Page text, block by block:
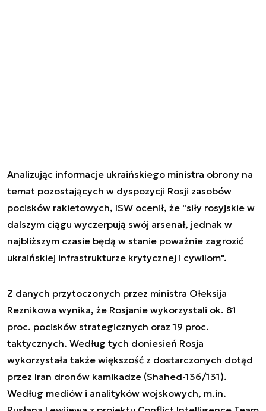
Analizując informacje ukraińskiego ministra obrony na
temat pozostających w dyspozycji Rosji zasobów
pocisków rakietowych, ISW ocenił, że "siły rosyjskie w
dalszym ciągu wyczerpują swój arsenał, jednak w
najbliższym czasie będą w stanie poważnie zagrozić
ukraińskiej infrastrukturze krytycznej i cywilom".
Z danych przytoczonych przez ministra Ołeksija
Reznikowa wynika, że Rosjanie wykorzystali ok. 81
proc. pocisków strategicznych oraz 19 proc.
taktycznych. Według tych doniesień Rosja
wykorzystała także większość z dostarczonych dotąd
przez Iran dronów kamikadze (Shahed-136/131).
Według mediów i analityków wojskowych, m.in.